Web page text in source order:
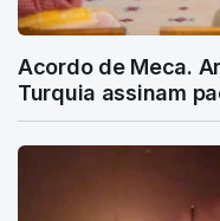
Acordo de Meca.
Turquia assinam